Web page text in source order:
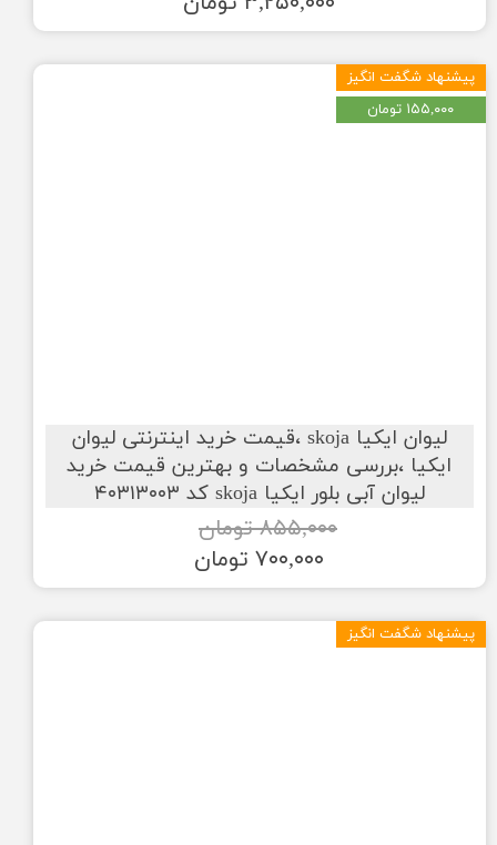
لیوان ایکیا skoja ،قیمت خرید اینترنتی لیوان
ایکیا ،بررسی مشخصات و بهترین قیمت خرید
لیوان آبی بلور ایکیا skoja کد ۴۰۳۱۳۰۰۳
۸۵۵,۰۰۰ تومان
۷۰۰,۰۰۰ تومان
پیشنهاد شگفت انگیز
۱۵۵,۰۰۰ تومان
پیشنهاد شگفت انگیز